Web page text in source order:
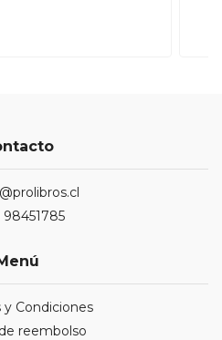
98451785
y Condiciones
reembolso